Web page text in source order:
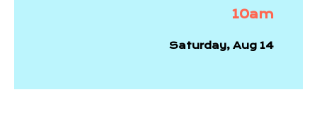
10am
Saturday, Aug 14